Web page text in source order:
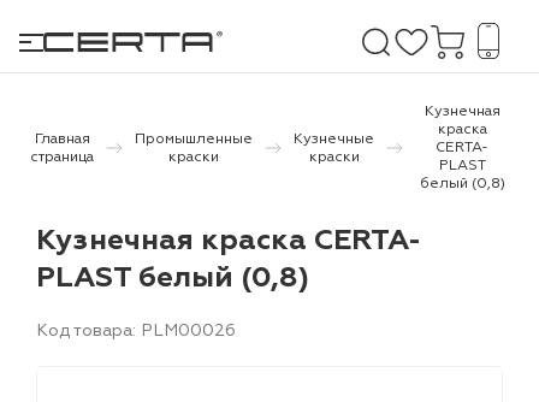
и дачи
бетону,
Главная
страница
Промышленные
краски
Кузнечные
краски
Кузнечная
краска
CERTA-
PLAST
белый (0,8)
Кузнечная краска CERTA-
PLAST белый (0,8)
Код товара: PLM00026